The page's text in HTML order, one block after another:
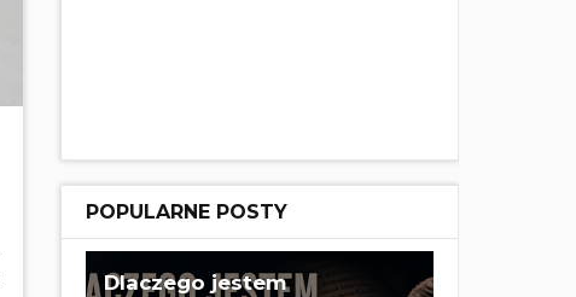
POPULARNE POSTY
Dlaczego jestem